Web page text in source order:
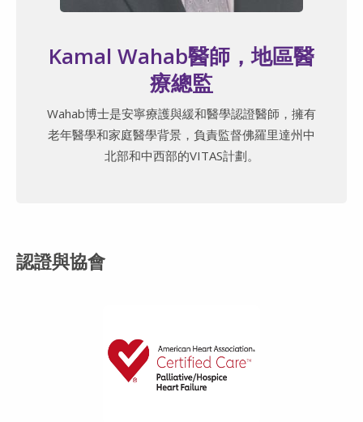
Kamal Wahab醫師，地區醫
療總監
Wahab博士是安寧療護與緩和醫學認證醫師，擁有
老年醫學和家庭醫學背景，負責監督佛羅里達州中
北部和中西部的VITAS計劃。
認證與協會